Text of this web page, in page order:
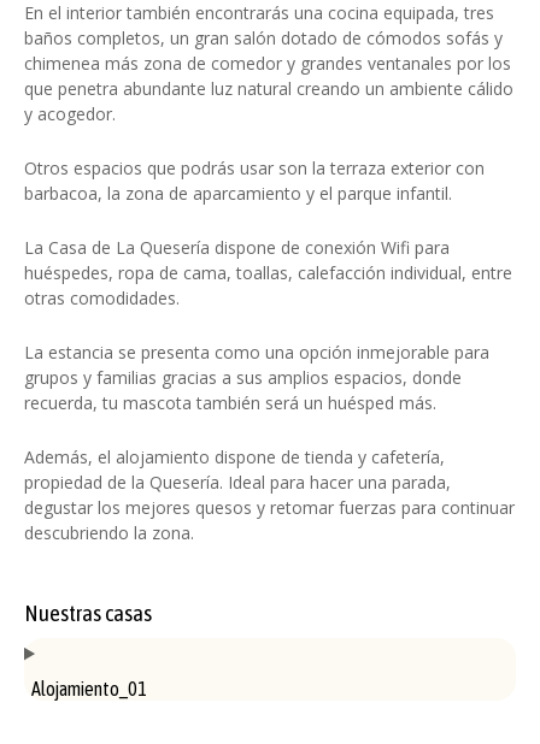
En el interior también encontrarás una cocina equipada, tres
baños completos, un gran salón dotado de cómodos sofás y
chimenea más zona de comedor y grandes ventanales por los
que penetra abundante luz natural creando un ambiente cálido
y acogedor.
Otros espacios que podrás usar son la terraza exterior con
barbacoa, la zona de aparcamiento y el parque infantil.
La Casa de La Quesería dispone de conexión Wifi para
huéspedes, ropa de cama, toallas, calefacción individual, entre
otras comodidades.
La estancia se presenta como una opción inmejorable para
grupos y familias gracias a sus amplios espacios, donde
recuerda, tu mascota también será un huésped más.
Además, el alojamiento dispone de tienda y cafetería,
propiedad de la Quesería. Ideal para hacer una parada,
degustar los mejores quesos y retomar fuerzas para continuar
descubriendo la zona.
Nuestras casas
Alojamiento_01